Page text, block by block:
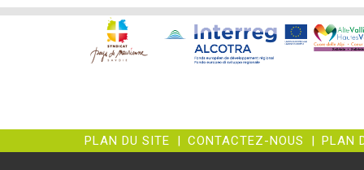
PLAN DU SITE CONTACTEZ-NOUS PLAN